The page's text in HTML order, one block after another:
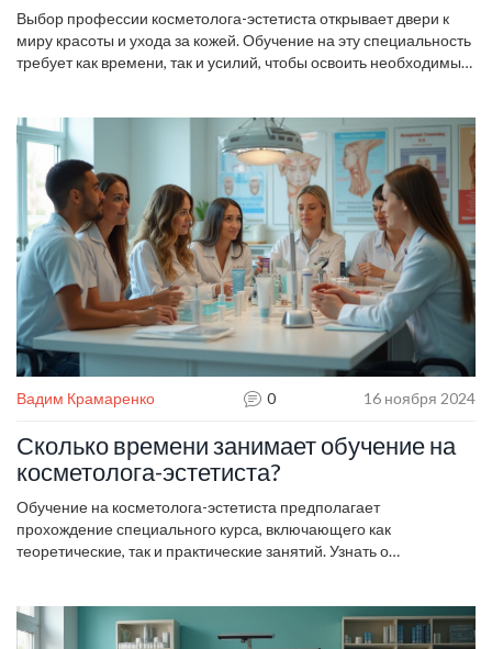
Выбор профессии косметолога-эстетиста открывает двери к
миру красоты и ухода за кожей. Обучение на эту специальность
требует как времени, так и усилий, чтобы освоить необходимый
эстетистом, и что именно входит в учебный процесс. Мы
обсудим различные пути обучения и предоставим полезные
советы для будущих специалистов.
Вадим Крамаренко 0 16 ноября 2024
Сколько времени занимает обучение на
косметолога-эстетиста?
Обучение на косметолога-эстетиста предполагает
прохождение специального курса, включающего как
теоретические, так и практические занятий. Узнать о
желающих. Образование может занять от нескольких месяцев
до нескольких лет в зависимости от выбранной программы и её